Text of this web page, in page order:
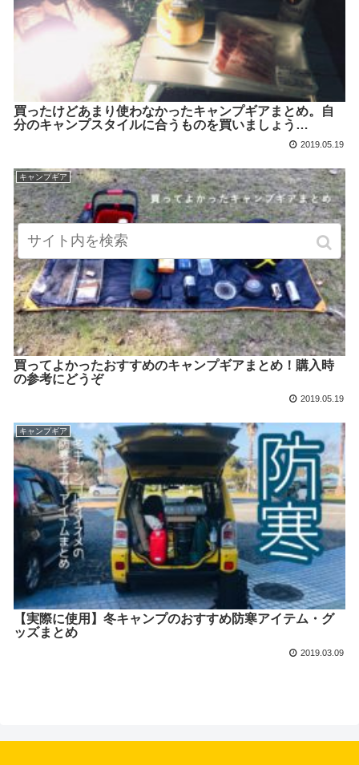
買ったけどあまり使わなかったキャンプギアまとめ。自
分のキャンプスタイルに合うものを買いましょう…
2019.05.19
キャンプギア
買ってよかったおすすめのキャンプギアまとめ！購入時
の参考にどうぞ
2019.05.19
キャンプギア
【実際に使用】冬キャンプのおすすめ防寒アイテム・グ
ッズまとめ
2019.03.09